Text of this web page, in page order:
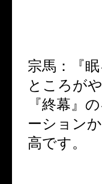
宗馬：『
ところが
『終幕』
ーション
高です。